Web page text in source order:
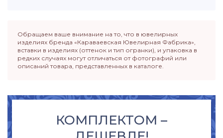
Обращаем ваше внимание на то, что в ювелирных
изделиях бренда «Караваевская Ювелирная Фабрика»,
вставки в изделиях (оттенок и тип огранки), и упаковка в
редких случаях могут отличаться от фотографий или
описаний товара, представленных в каталоге.
КОМПЛЕКТОМ –